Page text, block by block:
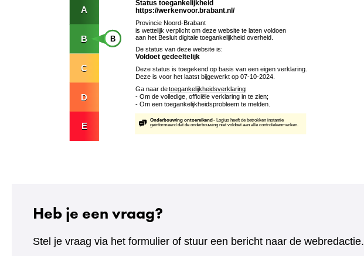
een
andere
website)
Heb je een vraag?
Stel je vraag via het formulier of stuur een bericht naar de webredactie.